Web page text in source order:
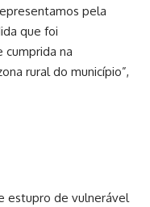
pela
que foi
cumprida na
rural do município”,
estupro de vulnerável